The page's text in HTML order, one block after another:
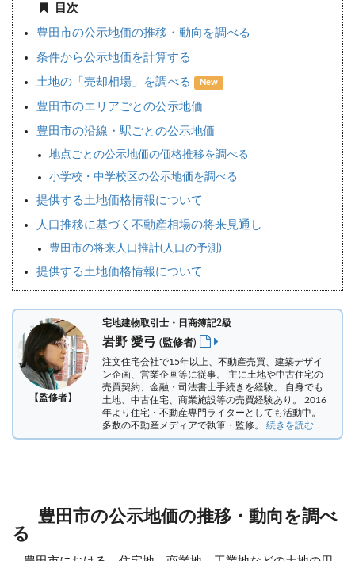
目次
豊田市の公示地価の推移・動向を調べる
条件から公示地価を計算する
土地の「売却相場」を調べる New
豊田市のエリアごとの公示地価
豊田市の沿線・駅ごとの公示地価
地点ごとの公示地価の価格推移を調べる
小学校・中学校区の公示地価を調べる
提供する土地価格情報について
人口推移に基づく不動産相場の将来見通し
豊田市の将来人口推計(人口の予測)
提供する土地価格情報について
【監修者】
宅地建物取引士・日商簿記2級
岩野 愛弓 (監修者)
注文住宅会社で15年以上、不動産売買、建築デザイ
ン企画、営業企画等に従事。 主に土地や中古住宅の
売買契約、金融・司法書士手続きを経験。 自身でも
土地、中古住宅、商業施設等の売買経験あり。 2016
年より住宅・不動産専門ライターとしても活動中。
多数の不動産メディアで執筆・監修。 続きを読む...
豊田市の公示地価の推移・動向を調べ
る